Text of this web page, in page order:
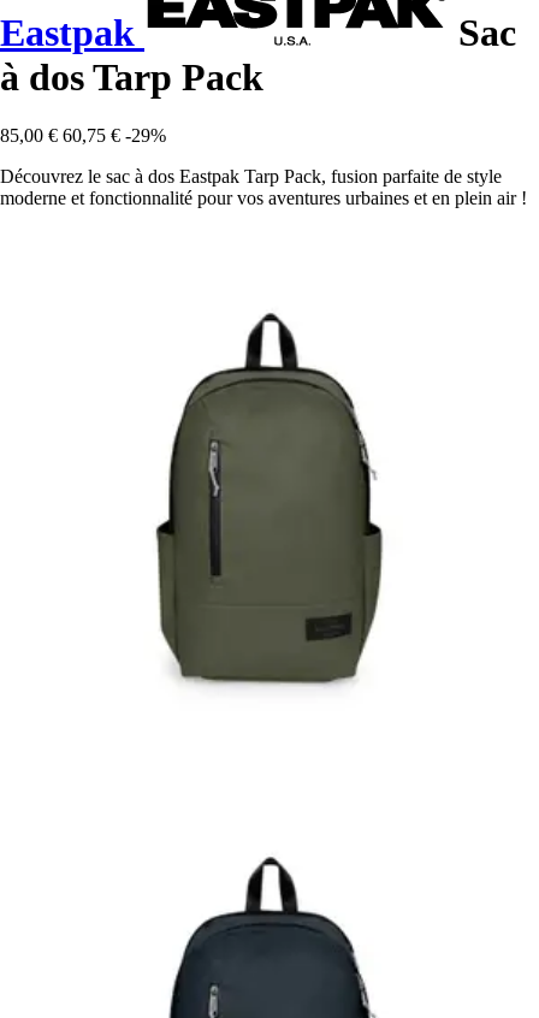
Eastpak
Sac
à dos Tarp Pack
85,00 € 60,75 € -29%
Découvrez le sac à dos Eastpak Tarp Pack, fusion parfaite de style
moderne et fonctionnalité pour vos aventures urbaines et en plein air !